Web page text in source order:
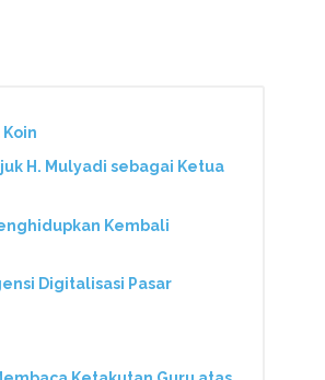
H. Mulyadi sebagai Ketua
Kembali
Digitalisasi Pasar